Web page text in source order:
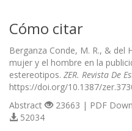
Cómo citar
Berganza Conde, M. R., & del
mujer y el hombre en la
estereotipos. ZER. Revista De
https://doi.org/10.1387/
Abstract
23663 | PDF
52034